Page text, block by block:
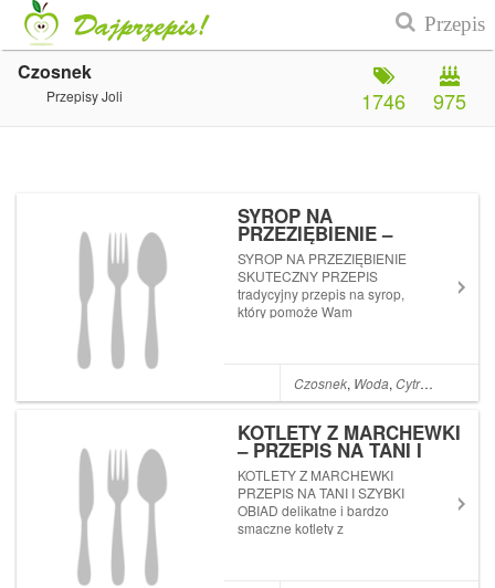
Czosnek
Przepisy Joli 975
1746
SYROP NA
PRZEZIĘBIENIE –
SKUTECZNY PRZEPIS
SYROP NA PRZEZIĘBIENIE
SKUTECZNY PRZEPIS
tradycyjny przepis na syrop,
który pomoże Wam
Czosnek, Woda,Cytryna
KOTLETY Z MARCHEWKI
– PRZEPIS NA TANI I
SZYBKI OBIAD
KOTLETY Z MARCHEWKI
PRZEPIS NA TANI I SZYBKI
OBIAD delikatne i bardzo
smaczne kotlety z